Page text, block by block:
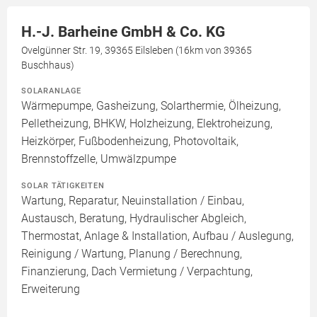
H.-J. Barheine GmbH & Co. KG
Ovelgünner Str. 19, 39365 Eilsleben (16km von 39365
Buschhaus)
SOLARANLAGE
Wärmepumpe, Gasheizung, Solarthermie, Ölheizung,
Pelletheizung, BHKW, Holzheizung, Elektroheizung,
Heizkörper, Fußbodenheizung, Photovoltaik,
Brennstoffzelle, Umwälzpumpe
SOLAR TÄTIGKEITEN
Wartung, Reparatur, Neuinstallation / Einbau,
Austausch, Beratung, Hydraulischer Abgleich,
Thermostat, Anlage & Installation, Aufbau / Auslegung,
Reinigung / Wartung, Planung / Berechnung,
Finanzierung, Dach Vermietung / Verpachtung,
Erweiterung